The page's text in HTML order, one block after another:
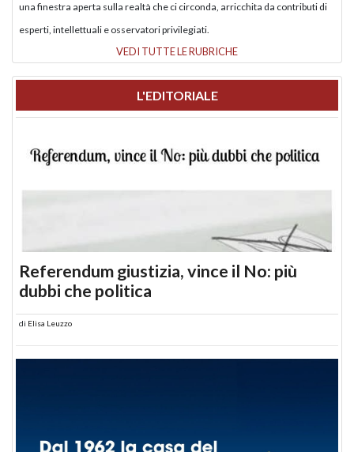
una finestra aperta sulla realtà che ci circonda, arricchita da contributi di
esperti, intellettuali e osservatori privilegiati.
VEDI TUTTE LE RUBRICHE
L'EDITORIALE
Referendum giustizia, vince il No: più
dubbi che politica
di Elisa Leuzzo